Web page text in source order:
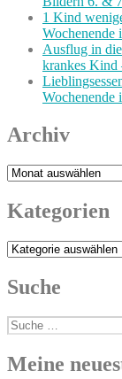
1 Kind
Wochenende
Ausflug in
krankes Kind
Wochenende
Archiv
Archiv
Kategorien
Kategorien
Suche
Suche
nach:
Meine